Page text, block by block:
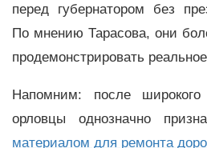
перед губернатором без
По мнению Тарасова, они
продемонстрировать
Напомним: после широкого
орловцы однозначно
материалом для ремонта